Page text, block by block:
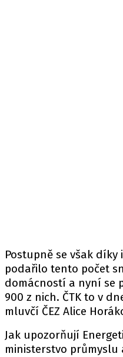
Postupně se však
podařilo tento počet
domácností a nyní se
900 z nich. ČTK to v
mluvčí ČEZ Alice
Jak upozorňují
ministerstvo